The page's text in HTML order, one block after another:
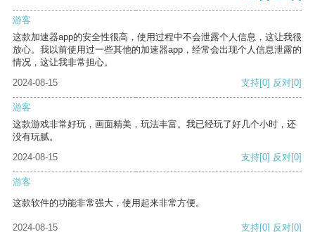
游客
这款加速器app的安全性很高，使用过程中不会泄露个人信息，这让我很
放心。我以前使用过一些其他的加速器app，经常会出现个人信息泄露的
情况，这让我非常担心。
2024-08-15
支持[0] 反对[0]
游客
这款游戏非常好玩，画面精美，玩法丰富。我已经玩了好几个小时，还
没有玩腻。
2024-08-15
支持[0] 反对[0]
游客
这款软件的功能非常强大，使用起来非常方便。
2024-08-15 支持[0] 反对[0]